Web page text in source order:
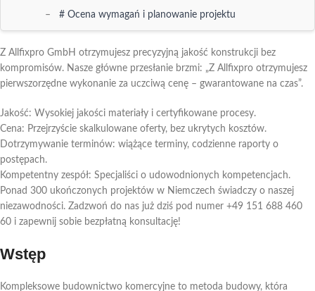
# Ocena wymagań i planowanie projektu
## Przygotowanie specyfikacji
# Architektura i projektowanie w budownictwie
## Innowacyjny projekt zapewniający funkcjonalność
## Zrównoważony rozwój i efektywność energetyczna
klucz
# Od planowania do realizacji
## Wybór firmy budowlanej i udzielenie kontraktu
## Zarządzanie ryzykiem
Z Allfixpro GmbH otrzymujesz precyzyjną jakość konstrukcji bez
kompromisów. Nasze główne przesłanie brzmi: „Z Allfixpro otrzymujesz
pierwszorzędne wykonanie za uczciwą cenę – gwarantowane na czas”.
Jakość: Wysokiej jakości materiały i certyfikowane procesy.
Cena: Przejrzyście skalkulowane oferty, bez ukrytych kosztów.
Dotrzymywanie terminów: wiążące terminy, codzienne raporty o
postępach.
Kompetentny zespół: Specjaliści o udowodnionych kompetencjach.
Ponad 300 ukończonych projektów w Niemczech świadczy o naszej
niezawodności. Zadzwoń do nas już dziś pod numer +49 151 688 460
60 i zapewnij sobie bezpłatną konsultację!
Wstęp
Kompleksowe budownictwo komercyjne to metoda budowy, która